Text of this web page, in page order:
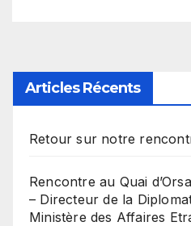
Articles Récents
Retour sur notre
Rencontre au Quai
– Directeur de la
Ministère des Affaires